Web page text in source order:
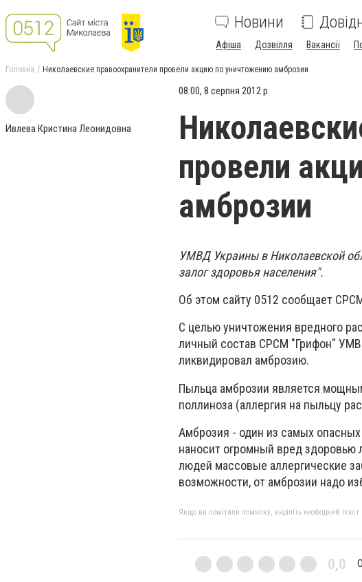
Новини
Афіша Дозвілля Вакансії
Головна Николаевские правоохранители провели акцию по уничтожению амброзии
Ивлева Кристина Леонидовна
08:00, 8 серпня 2012 р.
провели
амброзии
УМВД Украины в Николаевской
залог здоровья населения".
Об этом сайту 0512 сообщает
С целью уничтожения вредного
личный состав СРСМ "Грифон"
ликвидировал амброзию.
Пыльца амброзии является
поллиноза (аллергия на пыльцу
Амброзия - один из самых
наносит огромный вред
людей массовые аллергические
возможности, от амброзии надо
Якщо ви помітили помилку, виділіть необхідний
0,0